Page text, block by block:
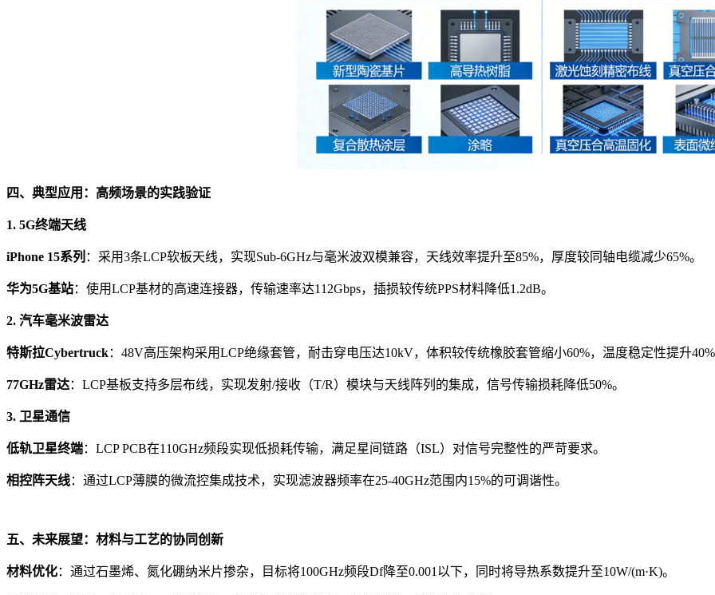
四、典型应用：高频场景的实践验证
1. 5G终端天线
iPhone 15系列 ：采用3条LCP软板天线，实现Sub-6GHz与毫米波双模兼容，天线效率提升至85%，厚度较同轴电缆减少65%。
华为5G基站：使用LCP基材的高速连接器，传输速率达112Gbps，插损较传统PPS材料降低1.2dB。
2. 汽车毫米波雷达
特斯拉Cybertruck：48V高压架构采用LCP绝缘套管，耐击穿电压达10kV，体积较传统橡胶套管缩小60%，温度稳定性提升
77GHz雷达：LCP基板支持多层布线，实现发射/接收（T/R）模块与天线阵列的集成，信号传输损耗降低50%。
3. 卫星通信
低轨卫星终端：LCP PCB在110GHz频段实现低损耗传输，满足星间链路（ISL）对信号完整性的严苛要求。
相控阵天线：通过LCP薄膜的微流控集成技术，实现滤波器频率在25-40GHz范围内15%的可调谐性。
五、未来展望：材料与工艺的协同创新
材料优化：通过石墨烯、氮化硼纳米片掺杂，目标将100GHz频段Df降至0.001以下，同时将导热系数提升至10W/(m·K)。